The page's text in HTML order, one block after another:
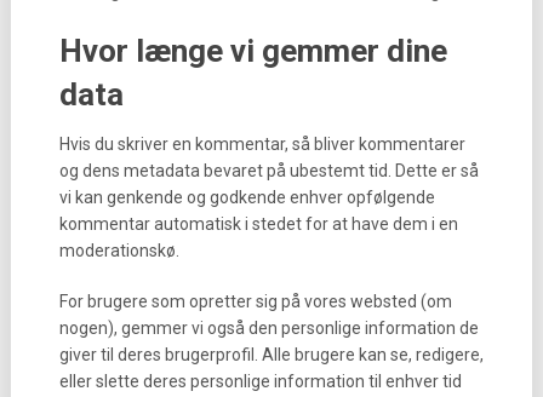
Hvor længe vi gemmer dine
data
Hvis du skriver en kommentar, så bliver kommentarer
og dens metadata bevaret på ubestemt tid. Dette er så
vi kan genkende og godkende enhver opfølgende
kommentar automatisk i stedet for at have dem i en
moderationskø.
For brugere som opretter sig på vores websted (om
nogen), gemmer vi også den personlige information de
giver til deres brugerprofil. Alle brugere kan se, redigere,
eller slette deres personlige information til enhver tid